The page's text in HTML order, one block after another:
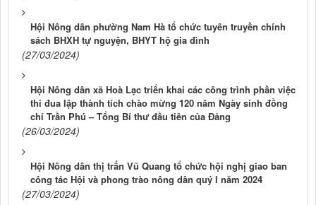
Hội Nông dân phường Nam Hà tổ chức tuyên truyền chính
sách BHXH tự nguyện, BHYT hộ gia đình
(27/03/2024)
Hội Nông dân xã Hoà Lạc triển khai các công trình phần việc
thi đua lập thành tích chào mừng 120 năm Ngày sinh đồng
chí Trần Phú – Tổng Bí thư đầu tiên của Đảng
(26/03/2024)
Hội Nông dân thị trấn Vũ Quang tổ chức hội nghị giao ban
công tác Hội và phong trào nông dân quý I năm 2024
(27/03/2024)